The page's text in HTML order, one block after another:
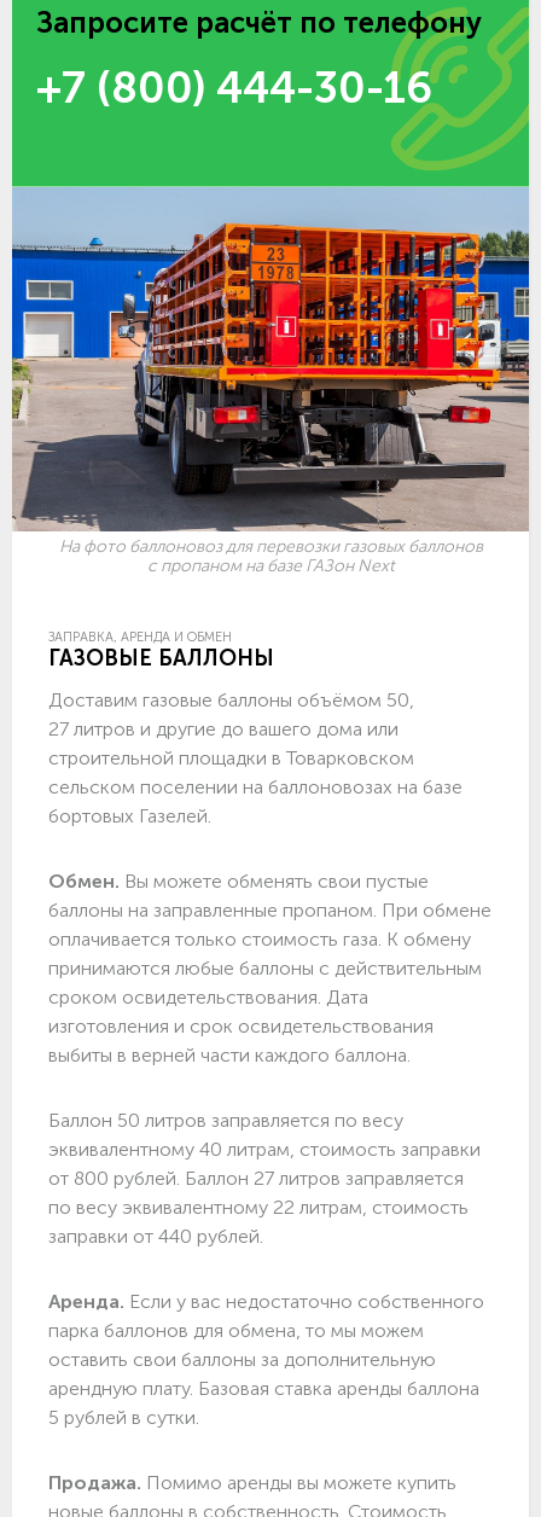
Запросите расчёт по телефону
+7 (800) 444-30-16
На фото баллоновоз для перевозки газовых баллонов
с пропаном на базе ГАЗон Next
ЗАПРАВКА, АРЕНДА И ОБМЕН
ГАЗОВЫЕ БАЛЛОНЫ
Доставим газовые баллоны объёмом 50,
27 литров и другие до вашего дома или
строительной площадки в Товарковском
сельском поселении на баллоновозах на базе
бортовых Газелей.
Обмен. Вы можете обменять свои пустые
баллоны на заправленные пропаном. При обмене
оплачивается только стоимость газа. К обмену
принимаются любые баллоны с действительным
сроком освидетельствования. Дата
изготовления и срок освидетельствования
выбиты в верней части каждого баллона.
Баллон 50 литров заправляется по весу
эквивалентному 40 литрам, стоимость заправки
от 800 рублей. Баллон 27 литров заправляется
по весу эквивалентному 22 литрам, стоимость
заправки от 440 рублей.
Аренда. Если у вас недостаточно собственного
парка баллонов для обмена, то мы можем
оставить свои баллоны за дополнительную
арендную плату. Базовая ставка аренды баллона
5 рублей в сутки.
Продажа. Помимо аренды вы можете купить
новые баллоны в собственность. Стоимость